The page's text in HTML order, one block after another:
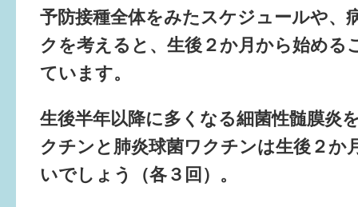
予防接種全体をみたスケジュールや、
クを考えると、生後２か月から始める
ています。
生後半年以降に多くなる細菌性髄膜炎
クチンと肺炎球菌ワクチンは生後２か
いでしょう（各３回）。